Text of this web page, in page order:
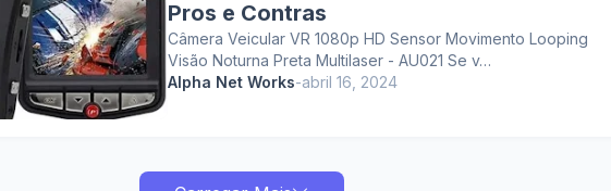
Pros e Contras
Câmera Veicular VR 1080p HD Sensor Movimento Looping
Visão Noturna Preta Multilaser - AU021 Se v…
Alpha Net Works-abril 16, 2024